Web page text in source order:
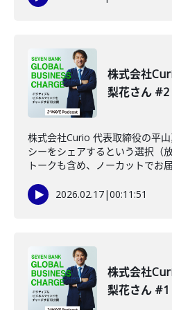
株式会社
梨花さん #2
株式会社Curio 代表取締役の平
シーをシェアするという選択（
トークも含め、ノーカットでお
2026.02.17|00:11:51
株式会社
梨花さん #1